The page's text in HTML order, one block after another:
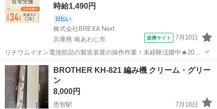
時給1,490円
日払い
株式会社BREXA Next
兵庫県 南あわじ市
提携サイト 7月10日
リチウムイオン電池部品の製造装置の操作作業！未経験活躍中★20～
50代の男性活躍中！嬉しい時給1,490円！生活支援物資事前対応可◎ワ
ンルーム寮完備！赴任旅費会社負担！正社員登用制度あり◎《兵庫県
南あわじ市》 人気の工場の...
兵庫 南あわじ市
BROTHER KH-821 編み機 クリーム・グリー
ン
8,000円
恩智駅
7月18日